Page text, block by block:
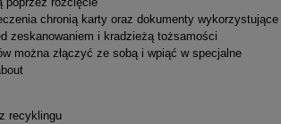
chronią karty oraz dokumenty wykorzystujące
zeskanowaniem i kradzieżą tożsamości
można złączyć ze sobą i wpiąć w specjalne
recyklingu